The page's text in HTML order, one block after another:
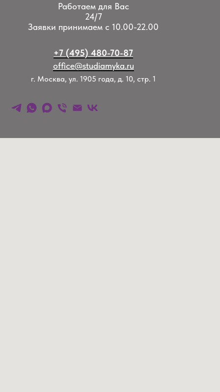
Работаем для Вас
24/7
Заявки принимаем с 10.00-22.00
+7 (495) 480-70-87
office@studiamyka.ru
г. Москва, ул. 1905 года, д. 10, стр. 1